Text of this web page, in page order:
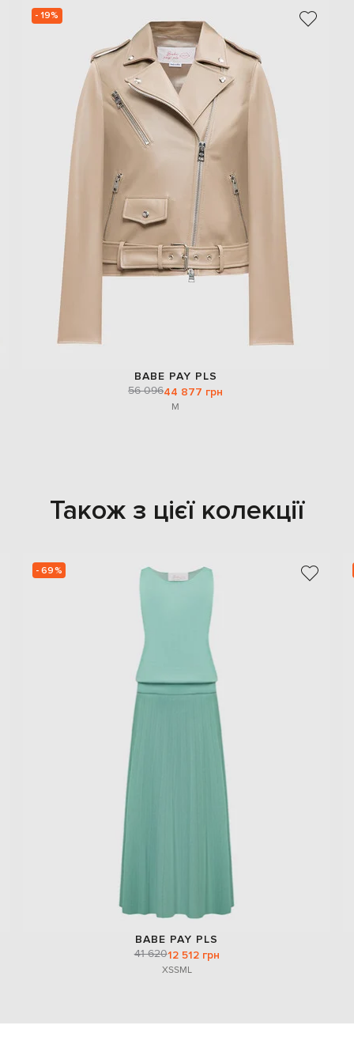
- 19%
BABE PAY PLS
56 09644 877 грн
M
Також з цієї колекції
- 69%
BABE PAY PLS
41 62012 512 грн
XSSML